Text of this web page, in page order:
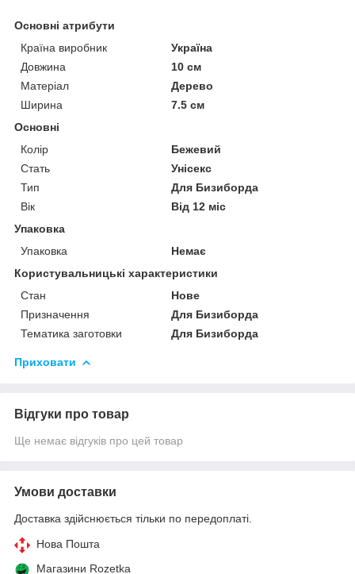
Основні атрибути
Країна виробник
Україна
Довжина
10 см
Матеріал
Дерево
Ширина
7.5 см
Основні
Колір
Бежевий
Стать
Унісекс
Тип
Для Бизиборда
Вік
Від 12 міс
Упаковка
Упаковка
Немає
Користувальницькі характеристики
Стан
Нове
Призначення
Для Бизиборда
Тематика заготовки
Для Бизиборда
Приховати
Відгуки про товар
Ще немає відгуків про цей товар
Умови доставки
Доставка здійснюється тільки по передоплаті.
Нова Пошта
Магазини Rozetka